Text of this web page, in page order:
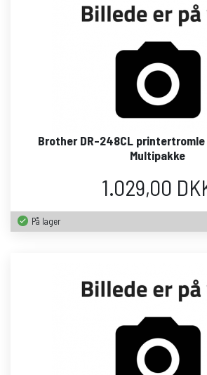
Brother DR-248CL
Multipakke
1.029,00
På lager